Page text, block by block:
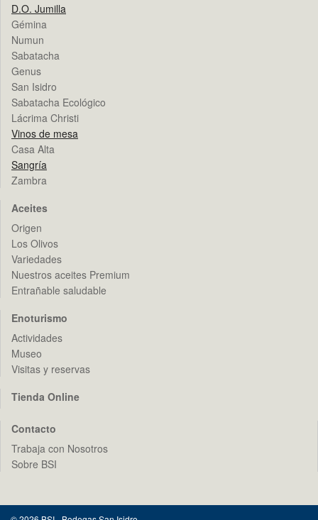
D.O. Jumilla
Gémina
Numun
Sabatacha
Genus
San Isidro
Sabatacha Ecológico
Lácrima Christi
Vinos de mesa
Casa Alta
Sangría
Zambra
Aceites
Origen
Los Olivos
Variedades
Nuestros aceites Premium
Entrañable saludable
Enoturismo
Actividades
Museo
Visitas y reservas
Tienda Online
Contacto
Trabaja con Nosotros
Sobre BSI